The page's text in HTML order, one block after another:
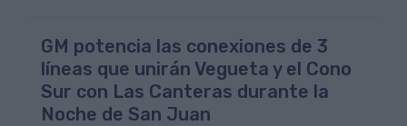
GM potencia las conexiones de 3
líneas que unirán Vegueta y el Cono
Sur con Las Canteras durante la
Noche de San Juan